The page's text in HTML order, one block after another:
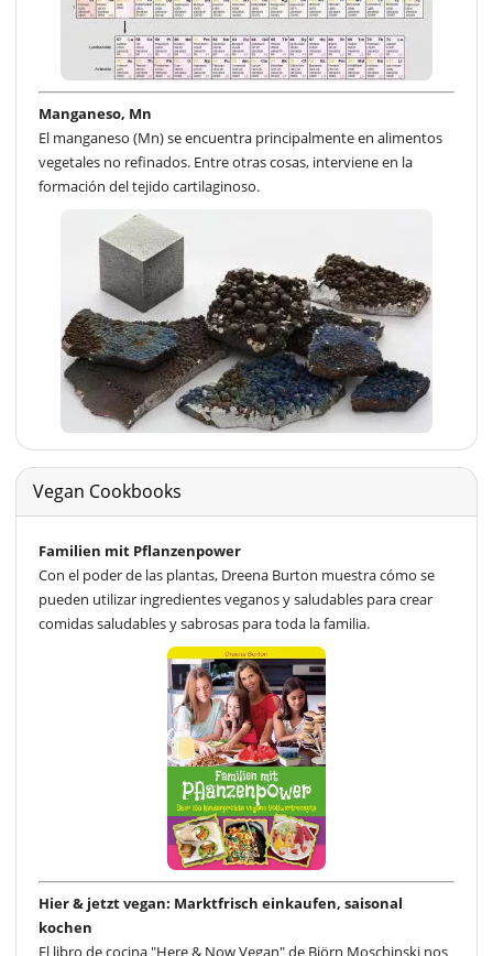
Manganeso, Mn
El manganeso (Mn) se encuentra principalmente en alimentos
vegetales no refinados. Entre otras cosas, interviene en la
formación del tejido cartilaginoso.
Vegan Cookbooks
Familien mit Pflanzenpower
Con el poder de las plantas, Dreena Burton muestra cómo se
pueden utilizar ingredientes veganos y saludables para crear
comidas saludables y sabrosas para toda la familia.
Hier & jetzt vegan: Marktfrisch einkaufen, saisonal
kochen
El libro de cocina "Here & Now Vegan" de Björn Moschinski nos